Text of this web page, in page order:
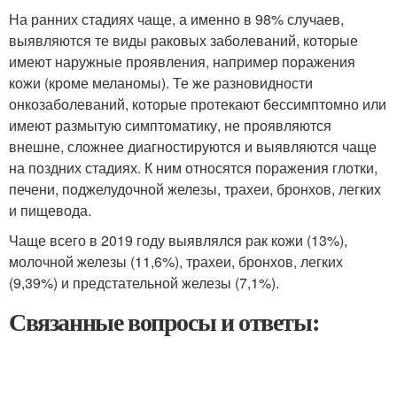
На ранних стадиях чаще, а именно в 98% случаев,
выявляются те виды раковых заболеваний, которые
имеют наружные проявления, например поражения
кожи (кроме меланомы). Те же разновидности
онкозаболеваний, которые протекают бессимптомно или
имеют размытую симптоматику, не проявляются
внешне, сложнее диагностируются и выявляются чаще
на поздних стадиях. К ним относятся поражения глотки,
печени, поджелудочной железы, трахеи, бронхов, легких
и пищевода.
Чаще всего в 2019 году выявлялся рак кожи (13%),
молочной железы (11,6%), трахеи, бронхов, легких
(9,39%) и предстательной железы (7,1%).
Связанные вопросы и ответы: